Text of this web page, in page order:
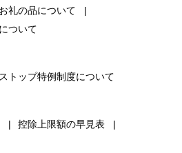
お礼の品について
ついて
トップ特例制度について
控除上限額の早見表